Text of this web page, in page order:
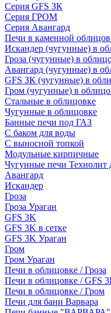
Серия GFS ЗК
Серия ГРОМ
Серия Авангард
Печи в каменной
Искандер (чугунные) в
Гроза (чугунные) в
Авангард (чугунные) в
GFS ЗК (чугунные) в
Гром (чугунные) в
Стальные в облицовке
Чугунные в облицовке
Банные печи под ГАЗ
С баком для воды
С выносной топкой
Модульные кирпичные
Чугунные печи Технолит
Авангард
Искандер
Гроза
Гроза Ураган
GFS 3K
GFS 3K в сетке
GFS 3K Ураган
Гром
Гром Ураган
Печи в облицовке / Гроза
Печи в облицовке / GFS
Печи в облицовке / Гром
Печи для бани Варвара